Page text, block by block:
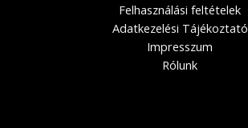
Felhasználási feltételek
Adatkezelési Tájékoztató
Impresszum
Rólunk